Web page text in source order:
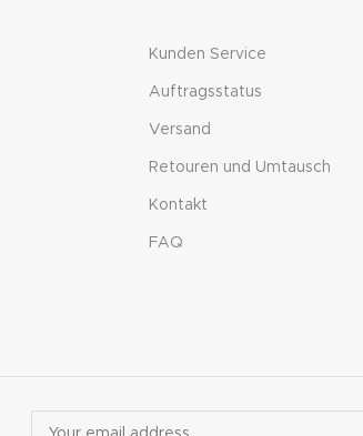
Kunden Service
Auftragsstatus
Versand
Retouren und Umtausch
Kontakt
FAQ